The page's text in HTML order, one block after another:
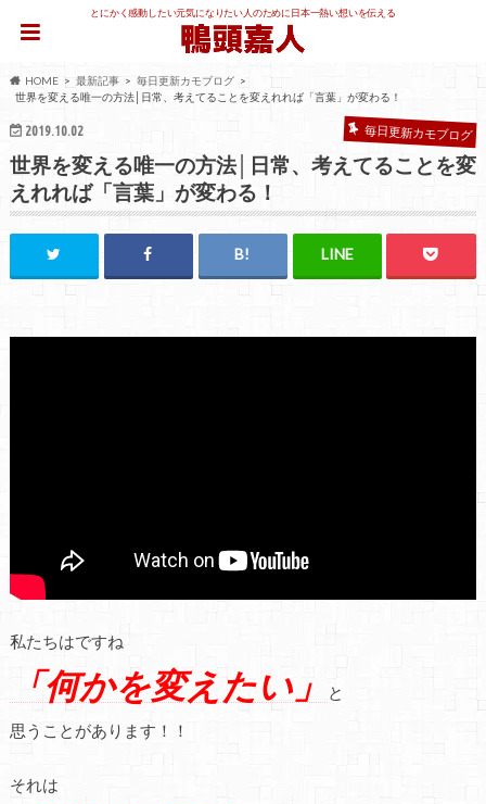
とにかく感動したい元気になりたい人のために日本一熱い想いを伝える
HOME 最新記事
毎日更新カモブログ
世界を変える唯一の方法│日常、考えてることを変えれれば「言葉」が変わる！
2019.10.02 毎日更新カモブログ
世界を変える唯一の方法│日常、考えてることを変
えれれば「言葉」が変わる！
私たちはですね
「何かを変えたい」
と
思うことがあります！！
それは